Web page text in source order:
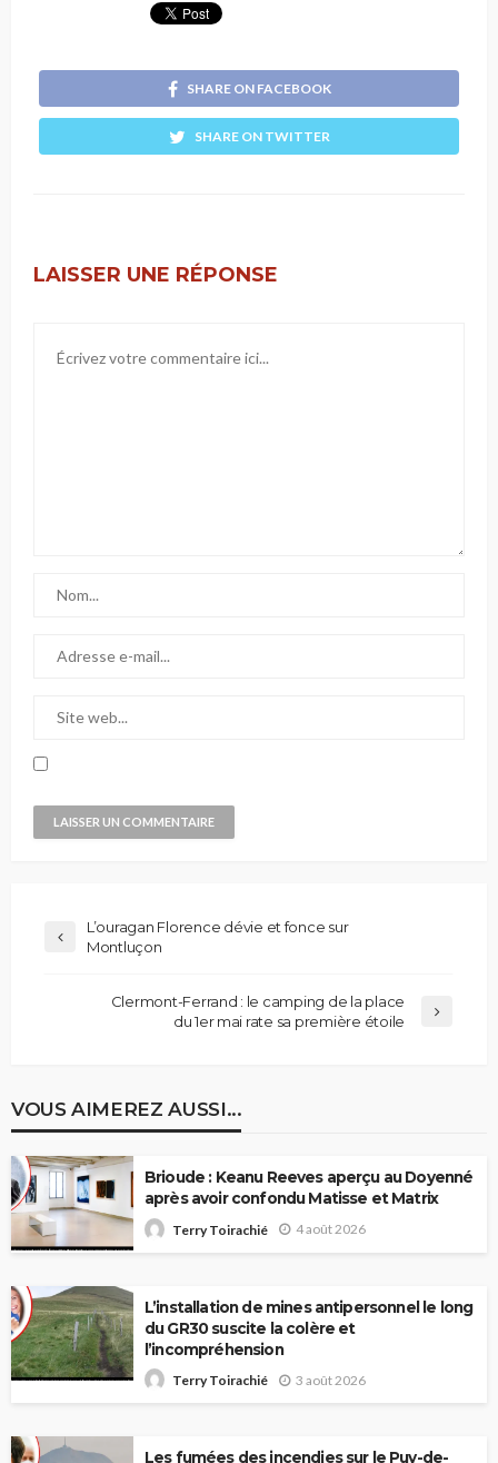
SHARE ON FACEBOOK
SHARE ON TWITTER
LAISSER UNE RÉPONSE
L’ouragan Florence dévie et fonce sur
Montluçon
Clermont-Ferrand : le camping de la place
du 1er mai rate sa première étoile
VOUS AIMEREZ AUSSI...
Brioude : Keanu Reeves aperçu au Doyenné
après avoir confondu Matisse et Matrix
Terry Toirachié 4 août 2026
L’installation de mines antipersonnel le long
du GR30 suscite la colère et
l’incompréhension
Terry Toirachié 3 août 2026
Les fumées des incendies sur le Puy-de-